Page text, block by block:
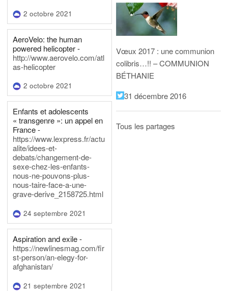
2 octobre 2021
AeroVelo: the human
powered helicopter -
http://www.aerovelo.com/atl
as-helicopter
2 octobre 2021
Enfants et adolescents
« transgenre »: un appel en
France -
https://www.lexpress.fr/actu
alite/idees-et-
debats/changement-de-
sexe-chez-les-enfants-
nous-ne-pouvons-plus-
nous-taire-face-a-une-
grave-derive_2158725.html
24 septembre 2021
Aspiration and exile -
https://newlinesmag.com/fir
st-person/an-elegy-for-
afghanistan/
21 septembre 2021
Vœux 2017 : une communion
colibris…!! – COMMUNION
BÉTHANIE
31 décembre 2016
Tous les partages